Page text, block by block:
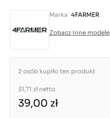
Marka 4FARMER
Zobacz inne modele
2 osób kupiło ten produkt
31,71 zł netto
39,00 zł